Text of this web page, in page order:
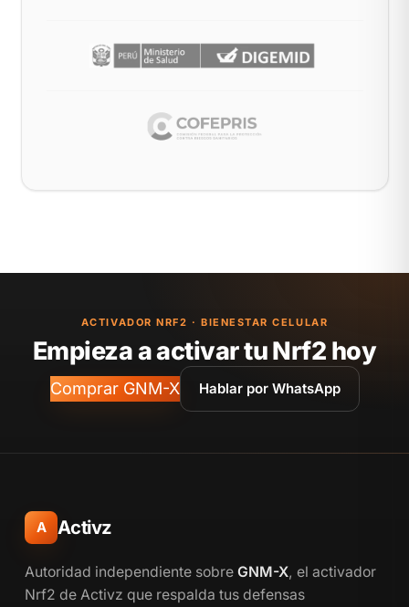
ACTIVADOR NRF2 · BIENESTAR CELULAR
Empieza a activar tu Nrf2 hoy
Comprar GNM-X Hablar por WhatsApp
A Activz
Autoridad independiente sobre GNM-X, el activador
Nrf2 de Activz que respalda tus defensas